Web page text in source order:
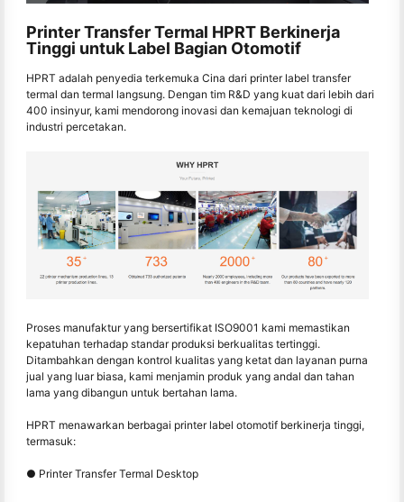
Printer Transfer Termal HPRT Berkinerja
Tinggi untuk Label Bagian Otomotif
HPRT adalah penyedia terkemuka Cina dari printer label transfer
termal dan termal langsung. Dengan tim R&D yang kuat dari lebih dari
400 insinyur, kami mendorong inovasi dan kemajuan teknologi di
industri percetakan.
Proses manufaktur yang bersertifikat ISO9001 kami memastikan
kepatuhan terhadap standar produksi berkualitas tertinggi.
Ditambahkan dengan kontrol kualitas yang ketat dan layanan purna
jual yang luar biasa, kami menjamin produk yang andal dan tahan
lama yang dibangun untuk bertahan lama.
HPRT menawarkan berbagai printer label otomotif berkinerja tinggi,
termasuk:
● Printer Transfer Termal Desktop